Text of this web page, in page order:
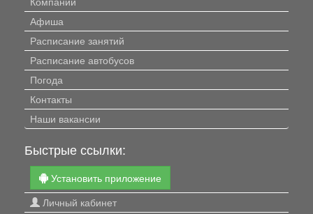
Афиша
Расписание занятий
Расписание автобусов
Погода
Контакты
Наши вакансии
Быстрые ссылки:
Установить приложение
Личный кабинет